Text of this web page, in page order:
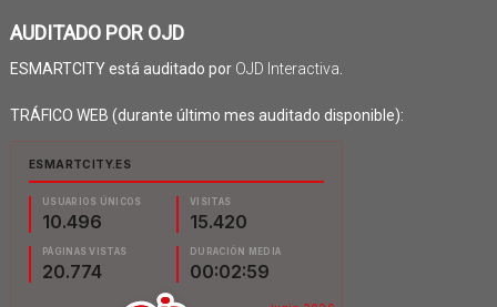
AUDITADO POR OJD
ESMARTCITY está auditado por OJD Interactiva
TRÁFICO WEB (durante último mes auditado disponible):